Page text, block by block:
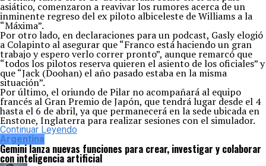
asiático, comenzaron a reavivar los rumores acerca de un
inminente regreso del ex piloto albiceleste de Williams a la
“Máxima”.
Por otro lado, en declaraciones para un podcast, Gasly elogió
a Colapinto al asegurar que “Franco está haciendo un gran
trabajo y espero verlo correr pronto”, aunque remarcó que
“todos los pilotos reserva quieren el asiento de los oficiales” y
que “Jack (Doohan) el año pasado estaba en la misma
situación”.
Por último, el oriundo de Pilar no acompañará al equipo
francés al Gran Premio de Japón, que tendrá lugar desde el 4
hasta el 6 de abril, ya que permanecerá en la sede ubicada en
Enstone, Inglaterra para realizar sesiones con el simulador.
Continuar Leyendo
Argentina
Gemini lanza nuevas funciones para crear, investigar y colaborar
con inteligencia artificial